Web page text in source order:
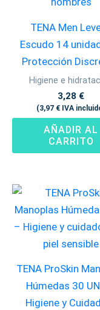
TENA Men
Escudo 14
Protección
Higiene e
3,28 €
(3,97 € IVA
AÑADIR AL
CARRITO
TENA ProSkin
Húmedas 30
Higiene y